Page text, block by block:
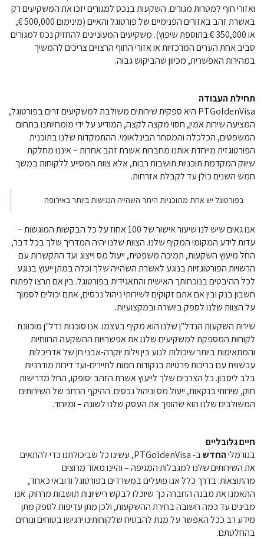
ואזורי חוף למטרות מגורים. השקעות בנכס למגורים יזכו את המשקיעים רק
באשרת זהב באזורים הפנימיים של פורטוגל והאיים (מינימום 500,000 €,
או 350,000 € בתוספת שיפוץ). משקיעים המעוניינים להחזיק נכס למגורים
סביב אחת הערים המרכזיות או אזורי החוף הרצויים צריכים להמשיך
במהירות האפשרית, מכיוון שהביקוש גבוה.
תחילת העבודה
PTGoldenVisa היא ספקית שירותים משולבת למשקיעים זרים בפורטוגל,
המציעה שירות אמין, חסוי מקצה לקצה, המודיע על ידי מומחיותנו בתחום
המשפטים, הכלכלה והמסחר הבינלאומי. ההתמקדות שלנו בתוכנית
הפורטוגזית מייחדת אותנו מחברות אשרת זהב אחרות – איננו מחלקת
שיווק המקדמת תוכניות תושבות רבות, אלא צוות המסייע ללקוחות במשך
חמש השנים כולן עד לקבלת אזרחות.
בפורטוגל יש אחת מתוכניות היתר השהייה הנגישות ביותר באירופה
אנו גאים שיש לנו שיעור אישור של 100 אחוז על כל הבקשות המוגשות –
עדות לידע המקומי המקיף שלנו. הצוות שלנו יהיה המדריך שלך בכל דבר,
החל מיעוץ השקעות, תמיכה משפטית, ייעול מס וייצוג ועד התקשרות עם
הרשויות הפורטוגזיות בנוגע לאשרת השהייה שלך וכלה במתן ייעוץ בנוגע
לכל ההיבטים בנוכחותך האישית והתאגידית בפורטוגל. בין אם תרצו לפתוח
חשבון בנק ובין אם אתם זקוקים לשירותי ניהול נכסים, אתם יכולים לסמוך
על הצוות שלנו לספק ביושרה ובמקצועיות.
שירות השקעות הנדל"ן שלנו הוא מקיף בעצמו. אנו סוכנות נדל"ן מוכוונת
לקוחות המספקת למשקיעים שלנו את אפשרויות ההשקעה הרווחיות
והמתאימות ביותר שיכולות לנוע בין וילות יוקרה-אבני חן של אדריכלות
עכשווית עם בריכות פרטיות בנקודות חמות לתיירים-ועד דירות מודרניות
בלב ליסבון. כל הצרכים שלך לייעוץ אשרת הזהב יסופקו, החל מדרישות
חוק, שירותי בנקאות, ייעול מס וניהול נכסים. ההיקף הרחב של השירותים
המשולבים שלנו הוא שהופך את העסק שלנו לשונה – ומיוחד.
חיים גלובליים
בנורמליהחדש
ב- PTGoldenVisa, עשינו כל שביכולתנו כדי להתאים
את השירותים שלנו למגבלות המגיפה – והיינו מאוד מרוצים
מהתוצאות. בדרך כלל אנו פועלים במשרדים בפורטוגל ודובאי כאחד,
התאמנו את מבנה החברה כך שיוכלו לבקש רישיונות תושבות מרחוק. אנו
מבינים עד כמה חשובה בחירת ההשקעות, ולכן מתן עדיפות לספק מתן
מידע רב ככל האפשר על מנת להבטיח שלקוחותינו ירגישו בטוחים ונוחים
בהחלטתם.